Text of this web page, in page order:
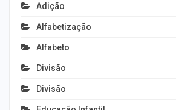
Adição
Alfabetização
Alfabeto
Divisão
Divisão